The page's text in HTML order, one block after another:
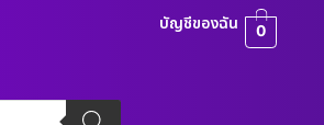
บัญชีของฉัน 0